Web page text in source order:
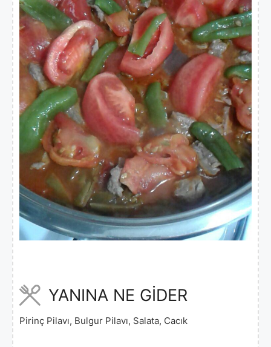
YANINA NE GİDER
Pirinç Pilavı, Bulgur Pilavı, Salata, Cacık